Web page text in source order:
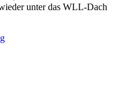
unter das WLL-Dach